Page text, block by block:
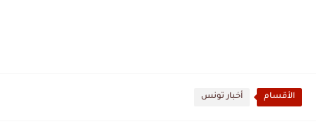
الأقسام أخبار تونس